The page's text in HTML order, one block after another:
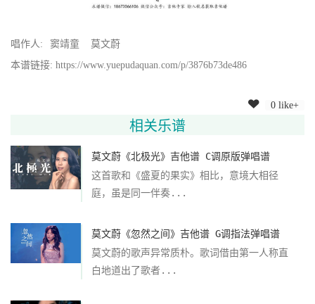
唱作人: 窦靖童
莫文蔚
本谱链接: https://www.yuepudaquan.com/p/3876b73de486
0 like+
相关乐谱
莫文蔚《北极光》吉他谱 C调原版弹唱谱
这首歌和《盛夏的果实》相比，意境大相径
庭，虽是同一伴奏...
莫文蔚《忽然之间》吉他谱 G调指法弹唱谱
莫文蔚的歌声异常质朴。歌词借由第一人称直
白地道出了歌者...